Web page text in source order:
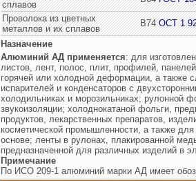
сплавов
Проволока из цветных
металлов и их сплавов
В74 ОСТ 1
Назначение
Алюминий АД применяется: для
листов, лент, полос, плит, профилей,
горячей или холодной деформации, а также
испарителей и конденсаторов с
холодильниках и морозильниках; рулонной
звукоизоляции; холоднокатаной фольги,
продуктов, лекарственных препаратов,
косметической промышленности, а также
основе; ленты в рулонах, плакированной
предназначенной для различных изделий в
Примечание
По ИСО 209-1 алюминий марки АД имеет